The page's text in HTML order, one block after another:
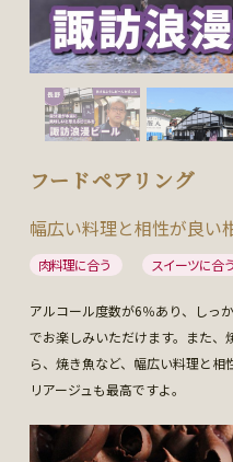
フードペアリング
幅広い料理と相性が良い
肉料理に合う スイーツに合う
アルコール度数が6％あり、しっ
でお楽しみいただけます。また、
ら、焼き魚など、幅広い料理と
リアージュも最高ですよ。